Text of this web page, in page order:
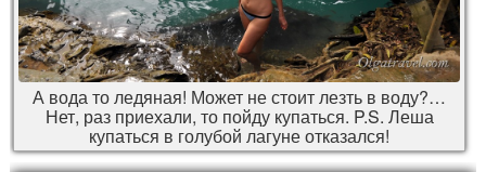
А вода то ледяная! Может не стоит лезть в воду?…
Нет, раз приехали, то пойду купаться. P.S. Леша
купаться в голубой лагуне отказался!